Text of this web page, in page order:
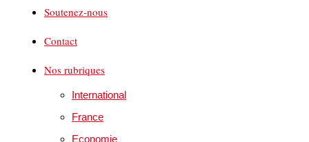
Soutenez-nous
Contact
Nos rubriques
International
France
Economie